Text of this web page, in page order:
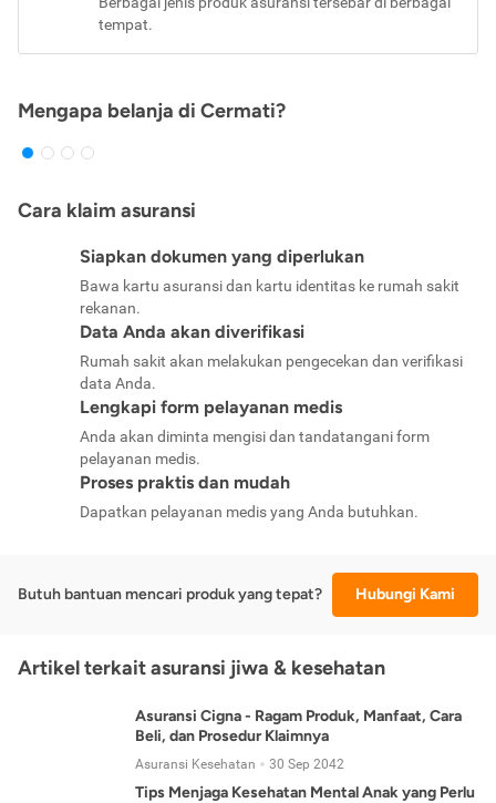
tempat.
Mengapa belanja di Cermati?
Cara klaim asuransi
Siapkan dokumen yang diperlukan
Bawa kartu asuransi dan kartu identitas ke rumah sakit
rekanan.
Data Anda akan diverifikasi
Rumah sakit akan melakukan pengecekan dan verifikasi
data Anda.
Lengkapi form pelayanan medis
Anda akan diminta mengisi dan tandatangani form
pelayanan medis.
Proses praktis dan mudah
Dapatkan pelayanan medis yang Anda butuhkan.
Butuh bantuan mencari produk yang tepat? Hubungi Kami
Artikel terkait asuransi jiwa & kesehatan
Asuransi Cigna - Ragam Produk, Manfaat, Cara
Beli, dan Prosedur Klaimnya
Asuransi Kesehatan 30 Sep 2042
Tips Menjaga Kesehatan Mental Anak yang Perlu